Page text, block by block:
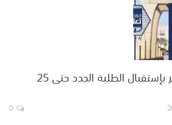
جامعة الكويت تستمر بإستقبال الطلبة الجدد حتى 25